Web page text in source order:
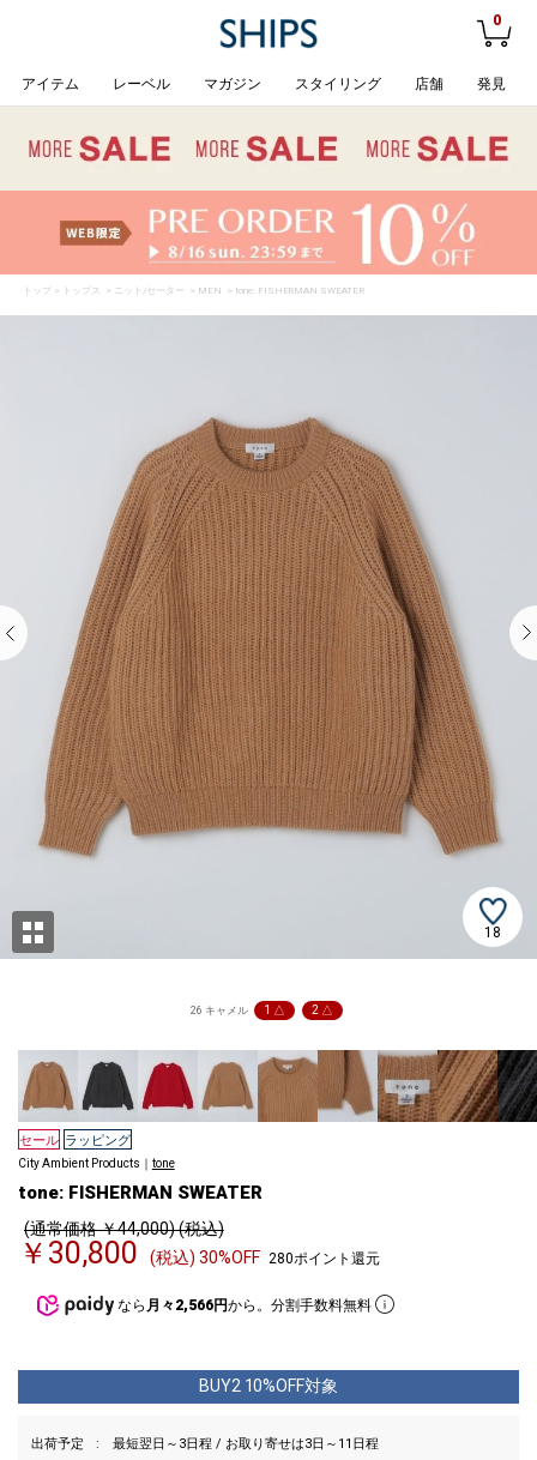
0
アイテム レーベル マガジン スタイリング 店舗 発見
トップ > トップス > ニット/セーター > MEN > tone: FISHERMAN SWEATER
18
26 キャメル 1 △ 2 △
セール ラッピング
City Ambient Products｜ tone
tone: FISHERMAN SWEATER
(通常価格 ￥44,000) (税込)
￥30,800 (税込) 30%OFF 280ポイント還元
なら 月々2,566円から。分割手数料無料
BUY2 10%OFF対象
出荷予定
最短翌日～3日程 / お取り寄せは3日～11日程